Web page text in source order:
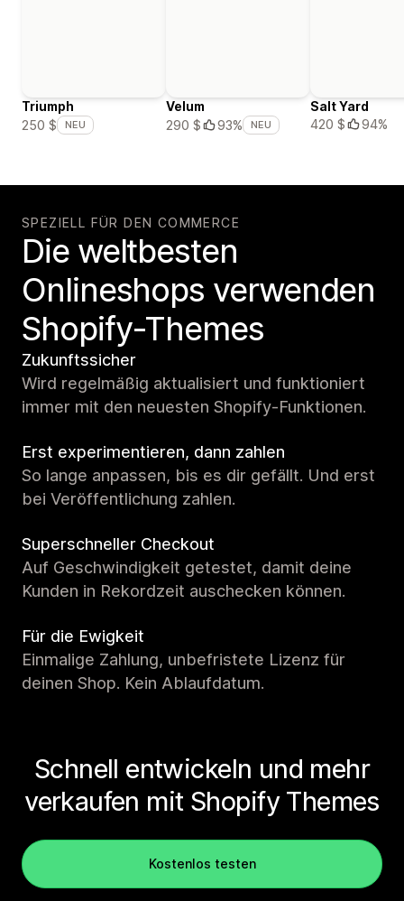
Triumph
250 $
NEU
Velum
290 $
93% NEU
Salt Yard
420 $
94%
SPEZIELL FÜR DEN COMMERCE
Die weltbesten
Onlineshops verwenden
Shopify-Themes
Zukunftssicher
Wird regelmäßig aktualisiert und funktioniert
immer mit den neuesten Shopify-Funktionen.
Erst experimentieren, dann zahlen
So lange anpassen, bis es dir gefällt. Und erst
bei Veröffentlichung zahlen.
Superschneller Checkout
Auf Geschwindigkeit getestet, damit deine
Kunden in Rekordzeit auschecken können.
Für die Ewigkeit
Einmalige Zahlung, unbefristete Lizenz für
deinen Shop. Kein Ablaufdatum.
Schnell entwickeln und mehr
verkaufen mit Shopify Themes
Kostenlos testen